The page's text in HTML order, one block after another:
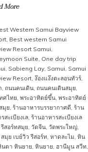
More
Western Samui Bayview
, Best western Samui
Resort Samui,
Suite, One day trip
, Sabieng Lay, Samui, Samui
Resort, ง๊องแง๊งตะลอนทัวร์,
, ถนนคนเดิน, ถนนคนเดินสมุย,
ศไทย, พระอาทิตย์ขึ้น, พระอาทิตย์
มุย, ร้านอาหารบรรยากาศดี, ร้าน
สะเบียงเล, ร้านอาหารสะเบียงเล
รีสอร์ทสมุย, วัดจีน, วัดพระใหญ่,
สมุย เบย์วิว รีสอร์ท, หาดละไม, หิน
นตา หินยาย, หินยาย, ฮานีมูน สวีท,